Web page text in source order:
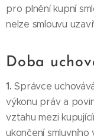
pro plnění kupní
nelze smlouvu
Doba
1. Správce
výkonu práv a
vztahu mezi
ukončení smluvního